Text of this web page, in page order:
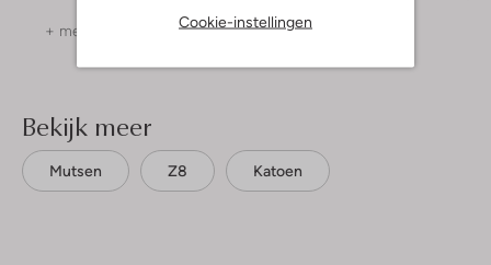
Cookie-instellingen
+ meer kleuren + meer kleuren
Bekijk meer
Mutsen Z8 Katoen